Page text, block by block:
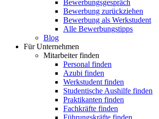
Bewerbungsgespräch
Bewerbung zurückziehen
Bewerbung als Werkstudent
Alle Bewerbungstipps
Blog
Für Unternehmen
Mitarbeiter finden
Personal finden
Azubi finden
Werkstudent finden
Studentische Aushilfe finden
Praktikanten finden
Fachkräfte finden
Führungskräfte finden